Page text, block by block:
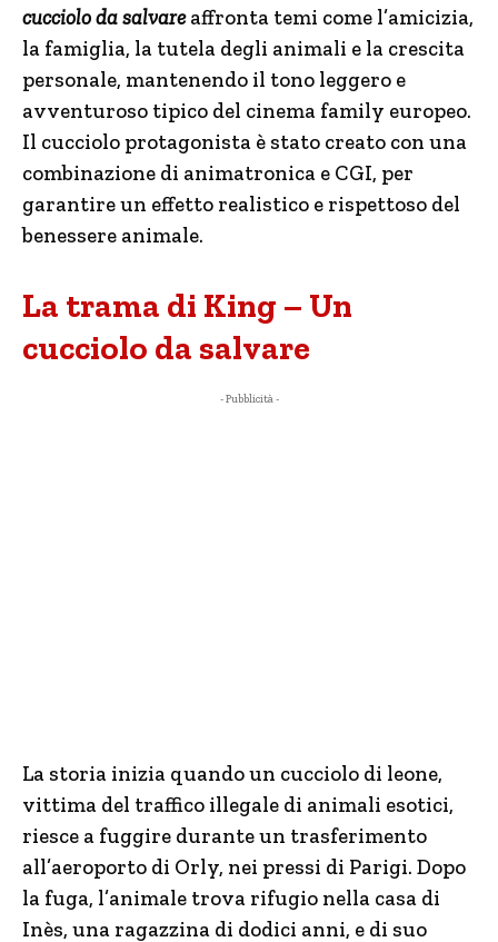
cucciolo da salvareaffronta temi come l’amicizia,
la famiglia, la tutela degli animali e la crescita
personale, mantenendo il tono leggero e
avventuroso tipico del cinema family europeo.
Il cucciolo protagonista è stato creato con una
combinazione di animatronica e CGI, per
garantire un effetto realistico e rispettoso del
benessere animale.
La trama di King – Un
cucciolo da salvare
- Pubblicità -
La storia inizia quando un cucciolo di leone,
vittima del traffico illegale di animali esotici,
riesce a fuggire durante un trasferimento
all’aeroporto di Orly, nei pressi di Parigi. Dopo
la fuga, l’animale trova rifugio nella casa di
Inès, una ragazzina di dodici anni, e di suo